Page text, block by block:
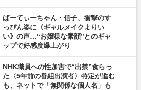
ぱーてぃーちゃん・信子、衝撃のす
っぴん姿に《ギャルメイクよりい
い》の声…“お嬢様な素顔”とのギャ
ップで好感度爆上がり
NHK職員への性加害で“出禁”食らっ
た〈5年前の番組出演者〉特定が進む
も、ネットで「無関係な個人名」も